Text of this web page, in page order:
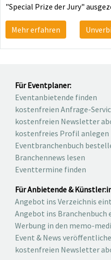
"Special Prize der Jury"
Mehr erfahren
Für Eventplaner:
Eventanbietende finden
kostenfreien Anfrage-
kostenfreien Newsletter
kostenfreies Profil anlegen
Eventbranchenbuch
Branchennews lesen
Eventtermine finden
Für Anbietende &
Angebot ins Verzeichnis
Angebot ins Branchenbuch
Werbung in den memo-
Event & News
kostenfreien Newsletter